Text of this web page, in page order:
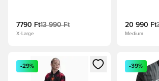
7790 Ft13 990 Ft
X-Large
20 990 Ft
Medium
Megnyit egy modált a
-29%
Megnyit
-39%